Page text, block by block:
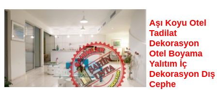
İztuzu Plajı otel tadilat ustası Şahinler İnşaat Dekorasyon,
otelinizin her köşesini yenileyerek misafirlerinize unutulmaz
bir konaklama deneyimi sunuyor
Sayfaya Git
Aşı Koyu Otel
Tadilat
Dekorasyon
Otel Boyama
Yalıtım İç
Dekorasyon Dış
Cephe